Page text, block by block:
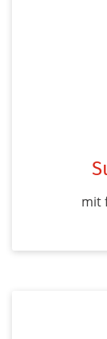
mit